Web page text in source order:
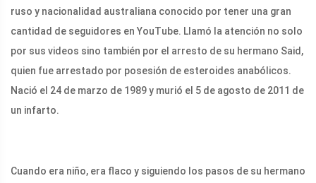
ruso y nacionalidad australiana conocido por tener una gran
cantidad de seguidores en YouTube. Llamó la atención no solo
por sus videos sino también por el arresto de su hermano Said,
quien fue arrestado por posesión de esteroides anabólicos.
Nació el 24 de marzo de 1989 y murió el 5 de agosto de 2011 de
un infarto.
Cuando era niño, era flaco y siguiendo los pasos de su hermano